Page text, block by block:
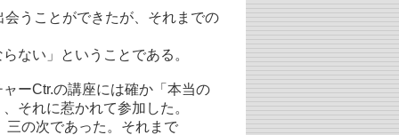
うことができたが、それまでの
ない」ということである。
ーCtr.の講座には確か「本当の
それに惹かれて参加した。
三の次であった。それまで